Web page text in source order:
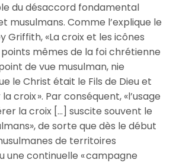
du désaccord fondamental
musulmans. Comme l’explique le
Griffith, «La croix et les icônes
mêmes de la foi chrétienne
de vue musulman, nie
le Christ était le Fils de Dieu et
croix ». Par conséquent, «l’usage
la croix […] suscite souvent le
de sorte que dès le début
de territoires
une continuelle « campagne